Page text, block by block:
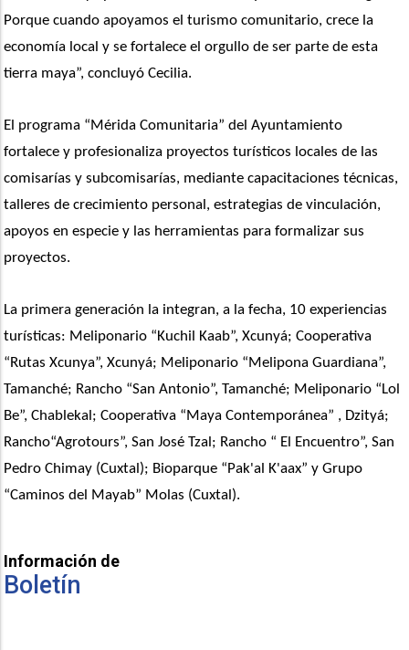
Porque cuando apoyamos el turismo comunitario, crece la
economía local y se fortalece el orgullo de ser parte de esta
tierra maya”, concluyó Cecilia.
El programa “Mérida Comunitaria” del Ayuntamiento
fortalece y profesionaliza proyectos turísticos locales de las
comisarías y subcomisarías, mediante capacitaciones técnicas,
talleres de crecimiento personal, estrategias de vinculación,
apoyos en especie y las herramientas para formalizar sus
proyectos.
La primera generación la integran, a la fecha, 10 experiencias
turísticas: Meliponario “Kuchil Kaab”, Xcunyá; Cooperativa
“Rutas Xcunya”, Xcunyá; Meliponario “Melipona Guardiana”,
Tamanché; Rancho “San Antonio”, Tamanché; Meliponario “Lol
Be”, Chablekal; Cooperativa “Maya Contemporánea” , Dzityá;
Rancho“Agrotours”, San José Tzal; Rancho “ El Encuentro”, San
Pedro Chimay (Cuxtal); Bioparque “Pak'al K'aax” y Grupo
“Caminos del Mayab” Molas (Cuxtal).
Información de
Boletín